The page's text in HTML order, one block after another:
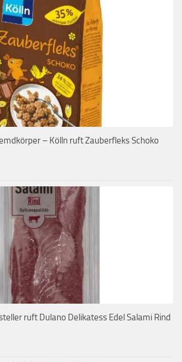
– Kölln ruft Zauberfleks Schoko
ruft Dulano Delikatess Edel Salami Rind